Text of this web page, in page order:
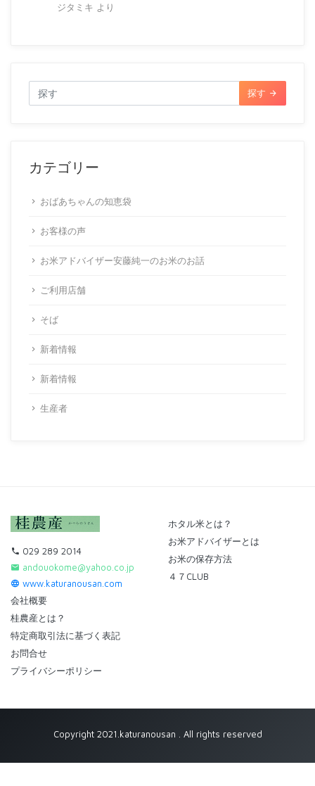
ジタミキ より
探す
カテゴリー
おばあちゃんの知恵袋
お客様の声
お米アドバイザー安藤純一のお米のお話
ご利用店舗
そば
新着情報
新着情報
生産者
029 289 2014
andouokome@yahoo.co.jp
www.katuranousan.com
ホタル米とは？
お米アドバイザーとは
お米の保存方法
４７CLUB
会社概要
桂農産とは？
特定商取引法に基づく表記
お問合せ
プライバシーポリシー
Copyright 2021.katuranousan . All rights reserved